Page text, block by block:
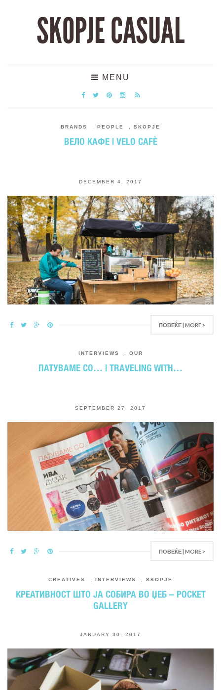
SKOPJE CASUAL
MENU
BRANDS PEOPLE SKOPJE
ВЕЛО КАФЕ | VELO CAFЀ
DECEMBER 4, 2017
ПОВЕЌЕ | MORE >
INTERVIEWS OUR
ПАТУВАМЕ СО… | TRAVELING WITH…
SEPTEMBER 27, 2017
ПОВЕЌЕ | MORE >
CREATIVES INTERVIEWS SKOPJE
КРЕАТИВНОСТ ШТО ЈА СОБИРА ВО ЏЕБ – POCKET
GALLERY
JANUARY 30, 2017